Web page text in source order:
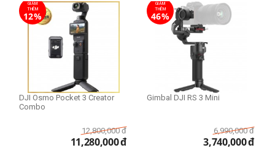
GIẢM
THÊM
12%
DJI Osmo Pocket 3 Creator
Combo
12,800,000 đ
11,280,000đ
GIẢM
THÊM
46%
Gimbal DJI RS 3 Mini
6,990,000 đ
3,740,000đ